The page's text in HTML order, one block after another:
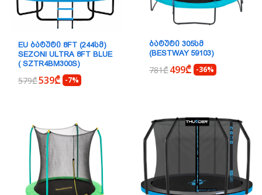
EU ᲑᲐᲢᲣᲢᲘ 8FT (244ᲡᲛ)
SEZONI ULTRA 8FT BLUE
( SZTR4BM300S)
579₾539₾ -7%
ᲑᲐᲢᲣᲢᲘ 305ᲡᲛ
(BESTWAY 59103)
781₾499₾ -36%